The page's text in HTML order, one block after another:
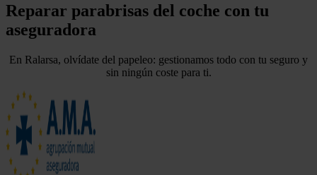
Reparar parabrisas del coche con tu
aseguradora
En Ralarsa, olvídate del papeleo: gestionamos todo con tu seguro y
sin ningún coste para ti.